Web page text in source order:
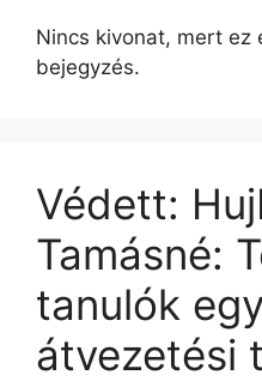
Nincs kivonat, mert ez
bejegyzés.
Védett:
Tamásné:
tanulók
átvezetési